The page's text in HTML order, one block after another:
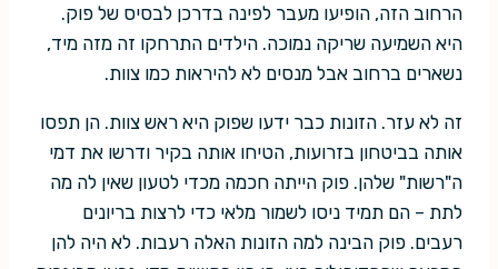
הרחוב הזה, הופיעו מעבר לפינה בדרכן לבסיס של פוק.
היא השמיעה שריקה נמוכה. הילדים התרחקו זה מזה מיד,
נשארים ברחוב אבל מנסים לא להיראות כמו צוות.
זה לא עזר. הזונות כבר ידעו שפוק היא ראש צוות. הן תפסו
אותה בביטחון בזרועות, הטיחו אותה בקיר ודרשו את דמי
ה"רשות" שלהן. פוק הייתה חכמה מכדי לטעון שאין לה מה
לתת – הם תמיד ניסו לשמור מלאי כדי לרצות בריונים
רעבים. פוק הבינה למה הזונות האלה רעבות. לא היה להן